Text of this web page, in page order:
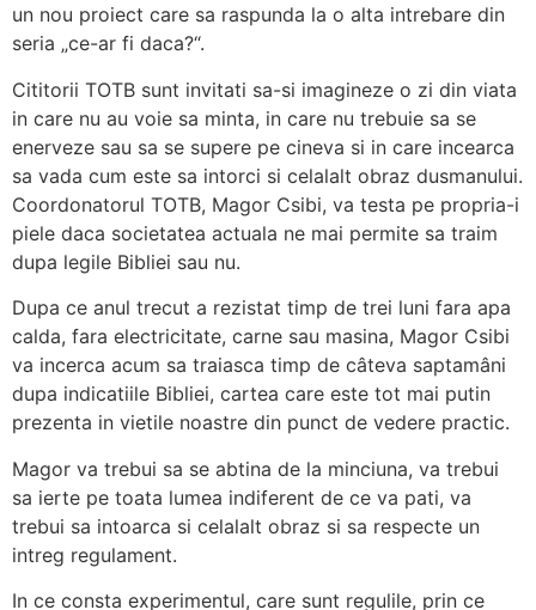
un nou proiect care sa raspunda la o alta intrebare din
seria „ce-ar fi daca?“.
Cititorii TOTB sunt invitati sa-si imagineze o zi din viata
in care nu au voie sa minta, in care nu trebuie sa se
enerveze sau sa se supere pe cineva si in care incearca
sa vada cum este sa intorci si celalalt obraz dusmanului.
Coordonatorul TOTB, Magor Csibi, va testa pe propria-i
piele daca societatea actuala ne mai permite sa traim
dupa legile Bibliei sau nu.
Dupa ce anul trecut a rezistat timp de trei luni fara apa
calda, fara electricitate, carne sau masina, Magor Csibi
va incerca acum sa traiasca timp de câteva saptamâni
dupa indicatiile Bibliei, cartea care este tot mai putin
prezenta in vietile noastre din punct de vedere practic.
Magor va trebui sa se abtina de la minciuna, va trebui
sa ierte pe toata lumea indiferent de ce va pati, va
trebui sa intoarca si celalalt obraz si sa respecte un
intreg regulament.
In ce consta experimentul, care sunt regulile, prin ce